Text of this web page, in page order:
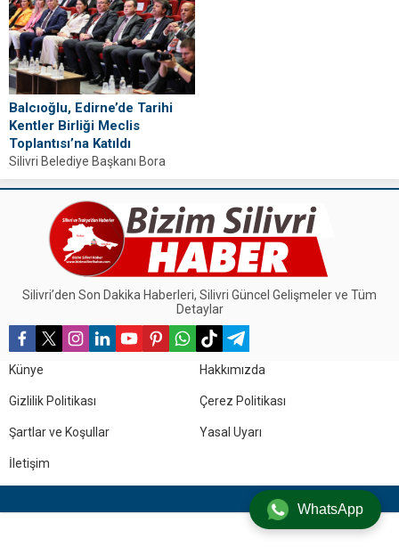
Balcıoğlu, Edirne’de Tarihi
Kentler Birliği Meclis
Toplantısı’na Katıldı
Silivri Belediye Başkanı Bora
Balcıoğlu, Edirne’de düzenlenen
Olağan Meclis Toplantısı’na...
Silivri’den Son Dakika Haberleri, Silivri Güncel Gelişmeler ve Tüm
Detaylar
Künye Hakkımızda
Gizlilik Politikası Çerez Politikası
Şartlar ve Koşullar Yasal Uyarı
İletişim
WhatsApp